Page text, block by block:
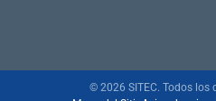
© 2026 SITEC. Todos los